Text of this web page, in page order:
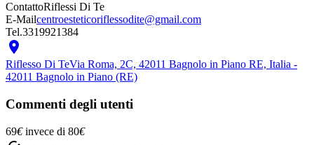
ContattoRiflessi Di Te
E-Mailcentroesteticoriflessodite@gmail.com
Tel.3319921384

Riflesso Di TeVia Roma, 2C, 42011 Bagnolo in Piano RE, Italia -
42011 Bagnolo in Piano (RE)
Commenti degli utenti
69€ invece di 80€